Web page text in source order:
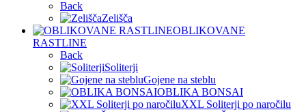
Back
Zelišča
OBLIKOVANE
RASTLINE
Back
Soliterji
Gojene na steblu
OBLIKA BONSAI
XXL Soliterji po naročilu